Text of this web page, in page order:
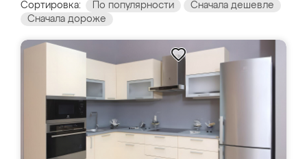
Сортировка: По популярности
Сначала дешевле
Сначала дороже